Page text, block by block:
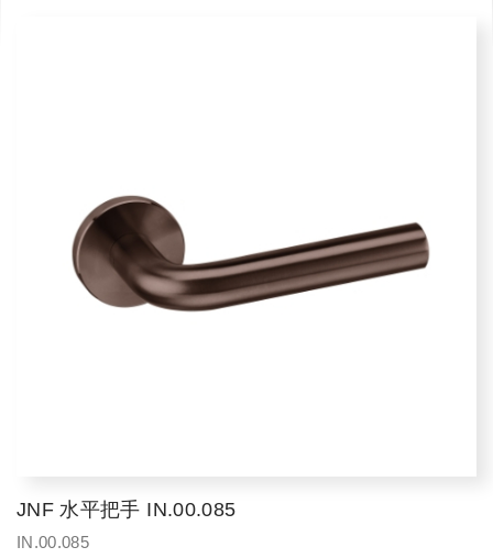
JNF 水平把手 IN.00.085
IN.00.085